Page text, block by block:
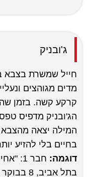
ג'ובניק
חייל שמשרת בצבא
מדים מגוהצים
קרקע קשה. בזמן
הג'ובניק מדפיס
המילה יצאה מהצבא
בחיים בלי להזיע
דוגמה:
חבר